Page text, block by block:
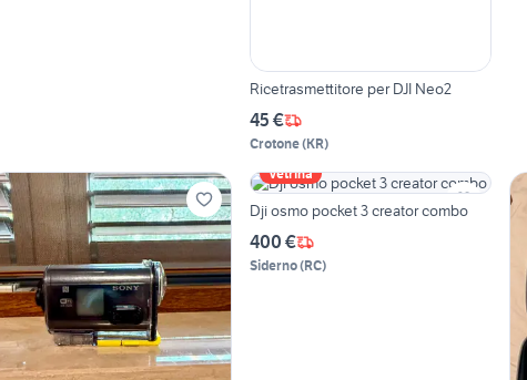
Ricetrasmettitore per DJI Neo2
45 €
Crotone(KR)
Vetrina
Dji osmo pocket 3 creator combo
400 €
Siderno(RC)